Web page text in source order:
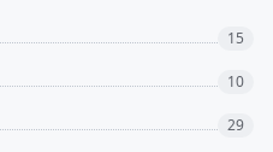
15
10
29